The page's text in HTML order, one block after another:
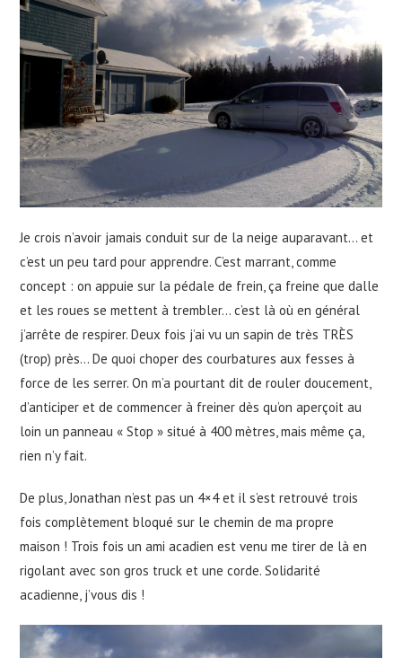
Je crois n’avoir jamais conduit sur de la neige auparavant… et
c’est un peu tard pour apprendre. C’est marrant, comme
concept : on appuie sur la pédale de frein, ça freine que dalle
et les roues se mettent à trembler… c’est là où en général
j’arrête de respirer. Deux fois j’ai vu un sapin de très TRÈS
(trop) près… De quoi choper des courbatures aux fesses à
force de les serrer. On m’a pourtant dit de rouler doucement,
d’anticiper et de commencer à freiner dès qu’on aperçoit au
loin un panneau « Stop » situé à 400 mètres, mais même ça,
rien n’y fait.
De plus, Jonathan n’est pas un 4×4 et il s’est retrouvé trois
fois complètement bloqué sur le chemin de ma propre
maison ! Trois fois un ami acadien est venu me tirer de là en
rigolant avec son gros truck et une corde. Solidarité
acadienne, j’vous dis !